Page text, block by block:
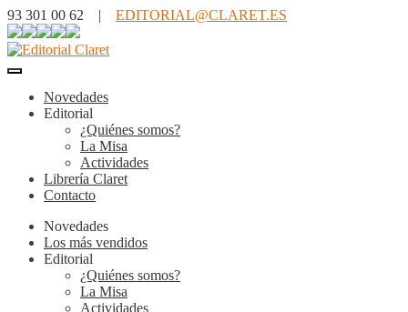
93 301 00 62 | EDITORIAL@CLARET.ES
Novedades
Editorial
¿Quiénes somos?
La Misa
Actividades
Librería Claret
Contacto
Novedades
Los más vendidos
Editorial
¿Quiénes somos?
La Misa
Actividades